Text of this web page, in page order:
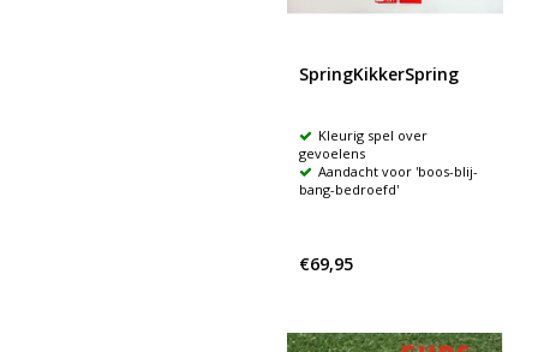
SpringKikkerSpring
Kleurig spel over
gevoelens
Aandacht voor 'boos-blij-
bang-bedroefd'
€69,95